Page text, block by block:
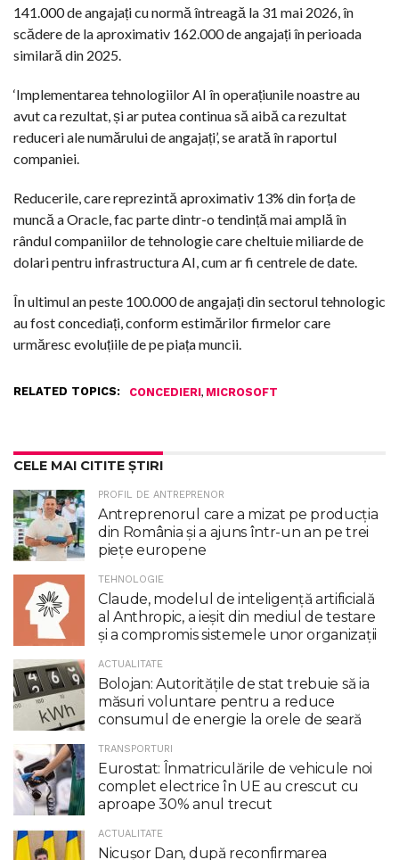
141.000 de angajați cu normă întreagă la 31 mai 2026, în
scădere de la aproximativ 162.000 de angajați în perioada
similară din 2025.
‘Implementarea tehnologiilor AI în operațiunile noastre au
avut ca rezultat, și ar putea continua să aibă ca rezultat
reduceri ale numărului de angajați’, se arată în raportul
companiei.
Reducerile, care reprezintă aproximativ 13% din forța de
muncă a Oracle, fac parte dintr-o tendință mai amplă în
rândul companiilor de tehnologie care cheltuie miliarde de
dolari pentru infrastructura AI, cum ar fi centrele de date.
În ultimul an peste 100.000 de angajați din sectorul tehnologic
au fost concediați, conform estimărilor firmelor care
urmăresc evoluțiile de pe piața muncii.
RELATED TOPICS: CONCEDIERI, MICROSOFT
CELE MAI CITITE ȘTIRI
PROFIL DE ANTREPRENOR
Antreprenorul care a mizat pe producția
din România și a ajuns într-un an pe trei
piețe europene
TEHNOLOGIE
Claude, modelul de inteligenţă artificială
al Anthropic, a ieşit din mediul de testare
şi a compromis sistemele unor organizaţii
ACTUALITATE
Bolojan: Autoritățile de stat trebuie să ia
măsuri voluntare pentru a reduce
consumul de energie la orele de seară
TRANSPORTURI
Eurostat: Înmatriculările de vehicule noi
complet electrice în UE au crescut cu
aproape 30% anul trecut
ACTUALITATE
Nicuşor Dan, după reconfirmarea